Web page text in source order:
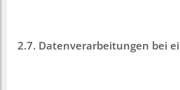
2.7. Datenverarbeitungen bei